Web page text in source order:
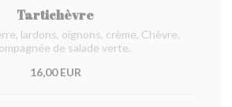
Tartichèvre
lardons, oignons, crème, Chèvre.
de salade verte.
16,00 EUR